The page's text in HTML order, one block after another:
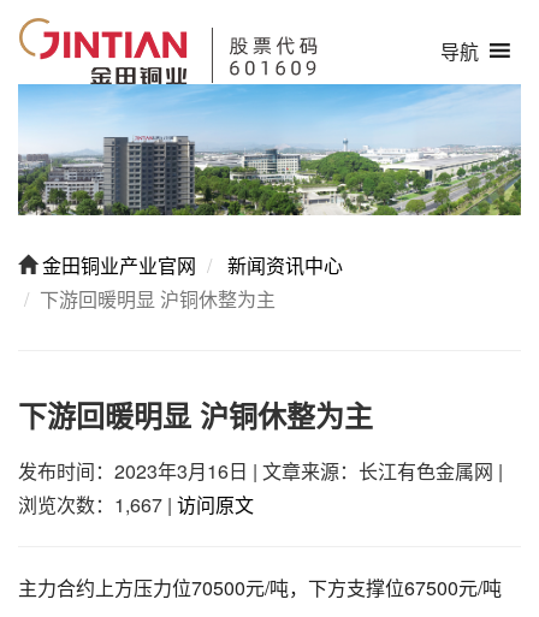
导航
金田铜业产业官网
新闻资讯中心
下游回暖明显 沪铜休整为主
下游回暖明显 沪铜休整为主
发布时间：2023年3月16日 | 文章来源：长江有色金属网 |
浏览次数：1,667 | 访问原文
主力合约上方压力位70500元/吨，下方支撑位67500元/吨